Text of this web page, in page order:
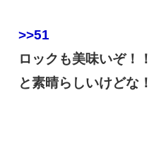
>>51
ロックも美味いぞ！
と素晴らしいけどな